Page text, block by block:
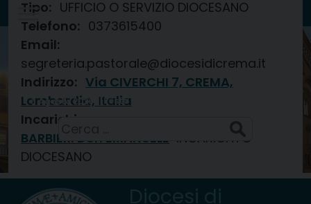
Skip
to
content
CREMA
6 Agosto 2026 Festa della Trasfigurazione del Signore
per:
Tipo: UFFICIO O SERVIZIO DIOCESANO
Telefono: 0373615400
Email:
segreteria.pastorale@diocesidicrema.it
Indirizzo: Via CIVERCHI 7, CREMA,
Lombardia, Italia
Incarichi
BARBIERI Don EMANUELE INCARICATO
DIOCESANO